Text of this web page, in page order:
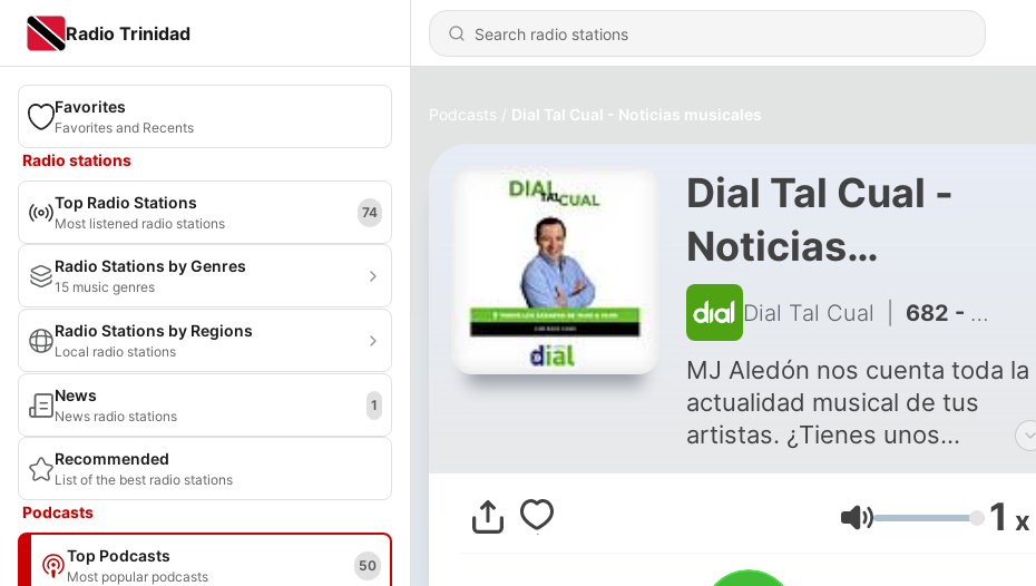
Radio Trinidad
Favorites
Favorites and Recents
Radio stations
Top Radio Stations
Most listened radio stations
74
Radio Stations by Genres
15 music genres
Radio Stations by Regions
Local radio stations
News
News radio stations
1
Recommended
List of the best radio stations
Podcasts
Top Podcasts
Most popular podcasts
50
Podcasts Dial Tal Cual - Noticias musicales
Dial Tal Cual -
Noticias
musicales
Dial Tal Cual 682 - ANA MENA y PABLO ALBORÁN noticia por sus respectivas rupturas
MJ Aledón nos cuenta toda la
actualidad musical de tus
artistas. ¿Tienes unos
minutos? Ponte al día y
escucha las noticias musicales
de Dial Tal Cual.Volume 1 x